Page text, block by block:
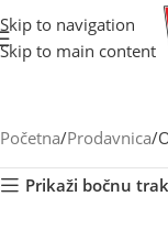
Skip to navigation
Skip to main content
Početna Prodavnica
Prikaži bočnu